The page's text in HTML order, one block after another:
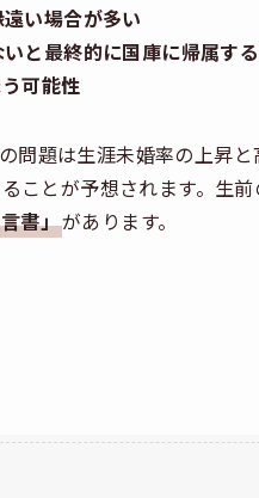
い場合が多い
と最終的に国庫に帰属す
可能性
問題は生涯未婚率の上昇
ことが予想されます。生
書」があります。